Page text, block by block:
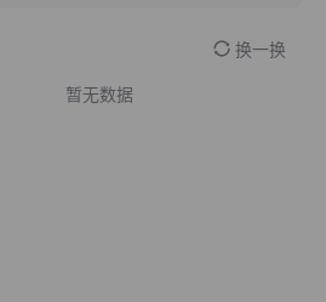
换一换
暂无数据